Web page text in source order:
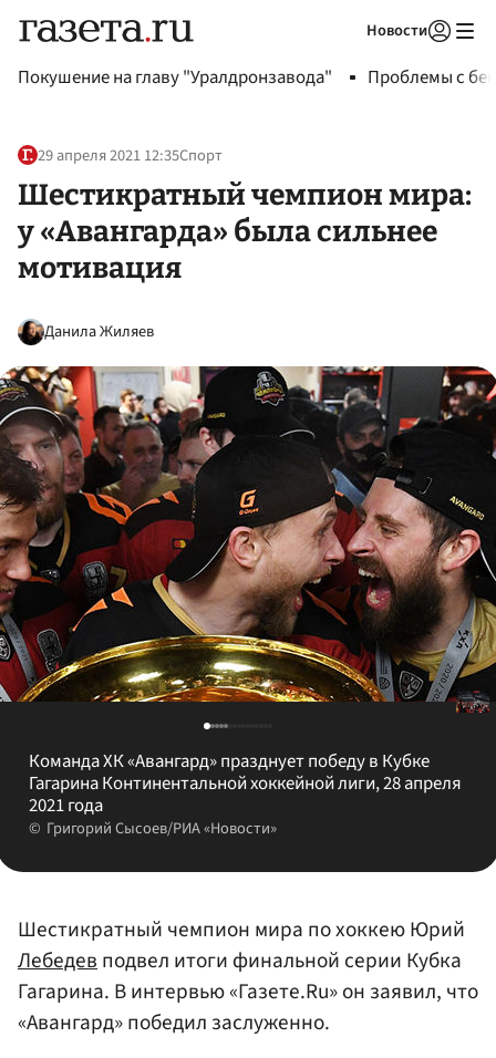
Новости
Покушение на главу "Уралдронзавода" Проблемы с
29 апреля 2021 12:35Спорт
Шестикратный чемпион мира:
у «Авангарда» была сильнее
мотивация
Данила Жиляев
Команда ХК «Авангард» празднует победу в Кубке
Гагарина Континентальной хоккейной лиги, 28 апреля
2021 года
Григорий Сысоев/РИА «Новости»
Шестикратный чемпион мира по хоккею Юрий
Лебедевподвел итоги финальной серии Кубка
Гагарина. В интервью «Газете.Ru» он заявил, что
«Авангард» победил заслуженно.